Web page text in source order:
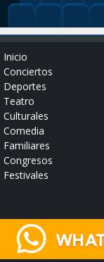
Inicio
Conciertos
Deportes
Teatro
Culturales
Comedia
Familiares
Congresos
Festivales